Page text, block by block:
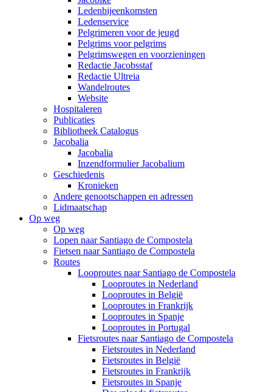
Ledenbijeenkomsten
Ledenservice
Pelgrimeren voor de jeugd
Pelgrims voor pelgrims
Pelgrimswegen en voorzieningen
Redactie Jacobsstaf
Redactie Ultreia
Wandelroutes
Website
Hospitaleren
Publicaties
Bibliotheek Catalogus
Jacobalia
Jacobalia
Inzendformulier Jacobalium
Geschiedenis
Kronieken
Andere genootschappen en adressen
Lidmaatschap
Op weg
Op weg
Lopen naar Santiago de Compostela
Fietsen naar Santiago de Compostela
Routes
Looproutes naar Santiago de Compostela
Looproutes in Nederland
Looproutes in België
Looproutes in Frankrijk
Looproutes in Spanje
Looproutes in Portugal
Fietsroutes naar Santiago de Compostela
Fietsroutes in Nederland
Fietsroutes in België
Fietsroutes in Frankrijk
Fietsroutes in Spanje